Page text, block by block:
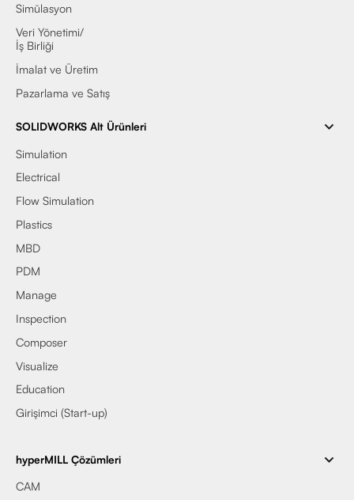
Simülasyon
Veri Yönetimi/
İş Birliği
İmalat ve Üretim
Pazarlama ve Satış
SOLIDWORKS Alt Ürünleri
Simulation
Electrical
Flow Simulation
Plastics
MBD
PDM
Manage
Inspection
Composer
Visualize
Education
Girişimci (Start-up)
hyperMILL Çözümleri
CAM